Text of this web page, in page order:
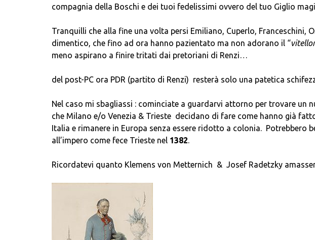
compagnia della Boschi e dei tuoi fedelissimi ovvero del tuo Giglio
Tranquilli che alla fine una volta persi Emiliano, Cuperlo, Franceschini,
dimentico, che fino ad ora hanno pazientato ma non adorano il “
meno aspirano a finire tritati dai pretoriani di Renzi…
del post-PC ora PDR (partito di Renzi) resterà solo una patetica
Nel caso mi sbagliassi : cominciate a guardarvi attorno per trovare un
che Milano e/o Venezia & Trieste decidano di fare come hanno già
Italia e rimanere in Europa senza essere ridotto a colonia.
all’impero come fece Trieste nel 1382.
Ricordatevi quanto Klemens von Metternich & Josef Radetzky